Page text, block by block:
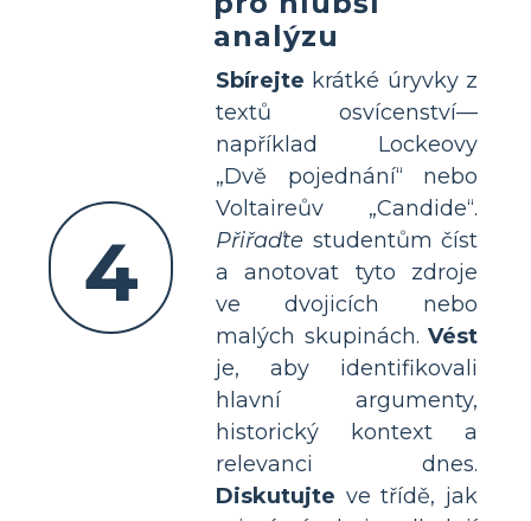
4
analýzu
Sbírejte krátké úryvky z
textů osvícenství—
například Lockeovy
„Dvě pojednání“ nebo
Voltaireův „Candide“.
Přiřaďte studentům číst
a anotovat tyto zdroje
ve dvojicích nebo
malých skupinách. Vést
je, aby identifikovali
hlavní argumenty,
historický kontext a
relevanci dnes.
Diskutujte ve třídě, jak